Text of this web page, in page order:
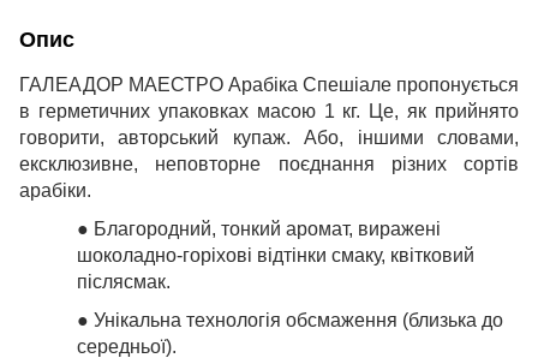
Опис
ГАЛЕАДОР МАЕСТРО Арабіка Спешіале пропонується
в герметичних упаковках масою 1 кг. Це, як прийнято
говорити, авторський купаж. Або, іншими словами,
ексклюзивне, неповторне поєднання різних сортів
арабіки.
● Благородний, тонкий аромат, виражені
шоколадно-горіхові відтінки смаку, квітковий
післясмак.
● Унікальна технологія обсмаження (близька до
середньої).